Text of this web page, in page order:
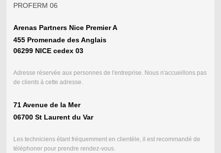
PROFERM 06
Arenas Partners Nice Premier A
455 Promenade des Anglais
06299 NICE cedex 03
Adresse réservée aux personnes de l'entreprise. Nous n'accueillons pas
de clients à cette adresse.
71 Avenue de la Mer
06700 St Laurent du Var
Les techniciens étant fréquemment en clientèle, il est recommandé de
téléphoner pour prendre rendez-vous.